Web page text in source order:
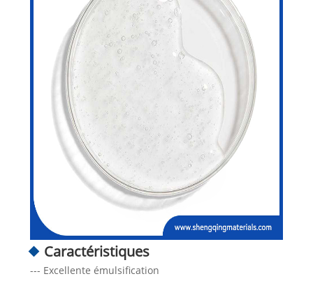
Caractéristiques
--- Excellente émulsification